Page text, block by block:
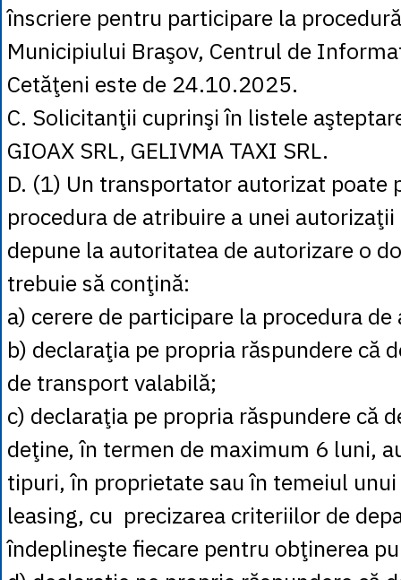
înscriere pentru participare la
Municipiului Braşov, Centrul de
Cetăţeni este de 24.10.2025.
C. Solicitanţii cuprinşi în listele
GIOAX SRL, GELIVMA TAXI SRL.
D. (1) Un transportator autorizat poate
procedura de atribuire a unei
depune la autoritatea de autorizare o
trebuie să conţină:
a) cerere de participare la procedura
b) declaraţia pe propria răspundere că
de transport valabilă;
c) declaraţia pe propria răspundere că
deţine, în termen de maximum 6 luni,
tipuri, în proprietate sau în temeiul
leasing, cu precizarea criteriilor de
îndeplineşte fiecare pentru obţinerea